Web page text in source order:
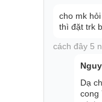
Điều khiển
Máy hút
giúp hiệu
công suất
cho mk
thì đặt trk
cách đây 5
Dạ
cong